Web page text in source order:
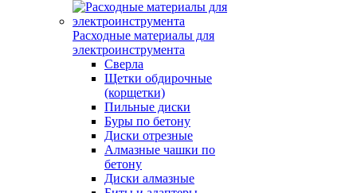
Расходные материалы для
электроинструмента
Сверла
Щетки обдирочные
(корщетки)
Пильные диски
Буры по бетону
Диски отрезные
Алмазные чашки по
бетону
Диски алмазные